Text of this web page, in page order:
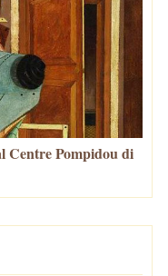
Centre Pompidou di